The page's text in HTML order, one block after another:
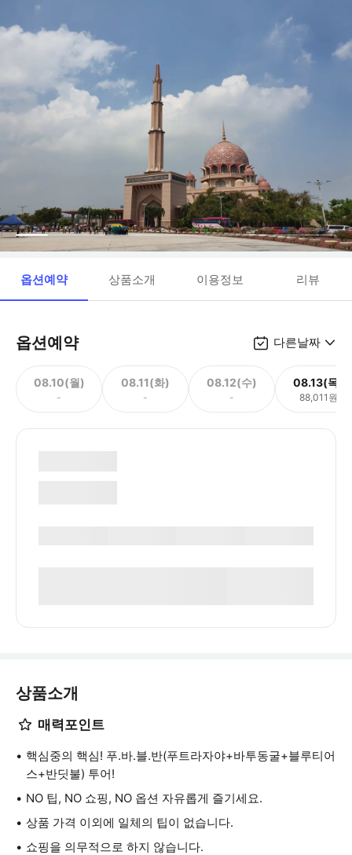
옵션예약 상품소개 이용정보 리뷰
옵션예약 다른날짜
08.10(월)
-
08.11(화)
-
08.12(수)
-
08.13(목)
88,011원
상품소개
매력포인트
핵심중의 핵심! 푸.바.블.반(푸트라자야+바투동굴+블루티어
스+반딧불) 투어!
NO 팁, NO 쇼핑, NO 옵션 자유롭게 즐기세요.
상품 가격 이외에 일체의 팁이 없습니다.
쇼핑을 의무적으로 하지 않습니다.